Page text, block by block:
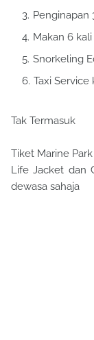
Penginapan
Makan 6 kali
Snorkeling
Taxi Service
Tak Termasuk
Tiket Marine
Life Jacket dan
dewasa sahaja